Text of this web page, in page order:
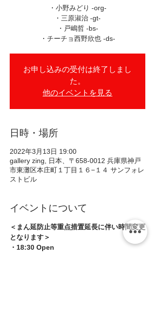
・小野みどり -org-
・三原淑治 -gt-
・戸嶋哲 -bs-
・チーチョ西野欣也 -ds-
お申し込みの受付は終了しまし
た。
他のイベントを見る
日時・場所
2022年3月13日 19:00
gallery zing, 日本、〒658-0012 兵庫県神戸
市東灘区本庄町１丁目１６−１４ サンフォレ
ストビル
イベントについて
＜まん延防止等重点措置延長に伴い時間変更
となります＞
・18:30 Open